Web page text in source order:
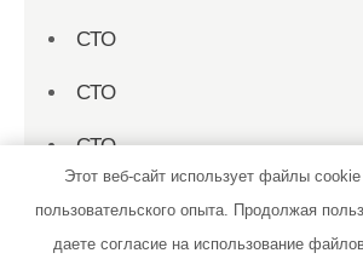
СТО
СТО
СТО
СТО Спеццентр
Этот веб-сайт использует файлы
пользовательского опыта. Продолжая
даете согласие на использование